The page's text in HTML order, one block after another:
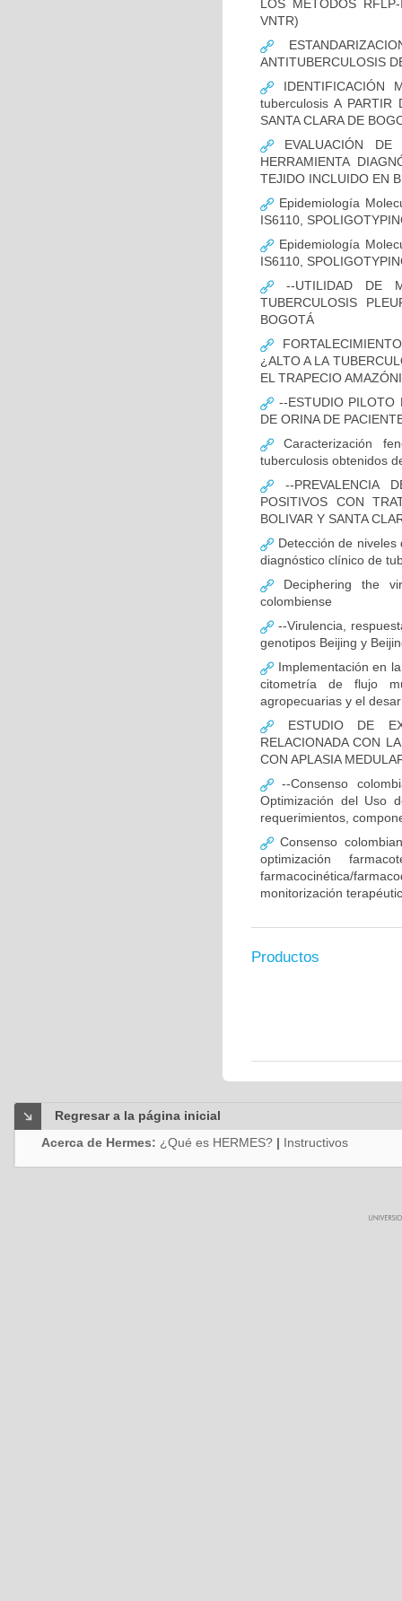
LOS MÉTODOS
VNTR)
ANTITUBERCULOSIS
IDENTIFICACIÓN
tuberculosis A PARTIR
SANTA CLARA DE
EVALUACIÓN DE
HERRAMIENTA
TEJIDO INCLUIDO EN
Epidemiología
IS6110,
Epidemiología
IS6110,
--UTILIDAD DE
TUBERCULOSIS
BOGOTÁ
¿ALTO A LA
EL TRAPECIO
--ESTUDIO PILOTO
DE ORINA DE
Caracterización
tuberculosis obtenidos
--PREVALENCIA
POSITIVOS CON
BOLIVAR Y SANTA
Detección de
diagnóstico clínico de
Deciphering the
colombiense
--Virulencia,
genotipos Beijing y
Implementación en
citometría de flujo
agropecuarias y el
ESTUDIO DE
RELACIONADA CON
CON APLASIA
--Consenso
Optimización del Uso
requerimientos,
Consenso
optimización
farmacocinética/
monitorización
Productos
Regresar a la página inicial
Acerca de Hermes: ¿Qué es HERMES? | Instructivos